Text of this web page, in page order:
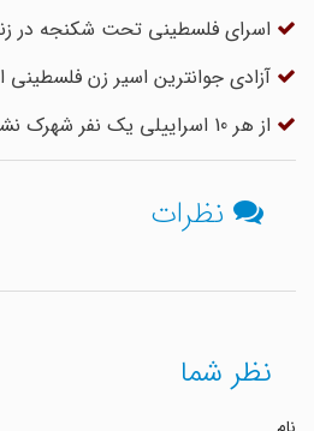
اسرای فلسطینی تحت شکنجه در
آزادی جوانترین اسیر زن فلسطینی از
از هر 10 اسراییلی یک نفر شهرک نشین است
نظرات
نظر شما